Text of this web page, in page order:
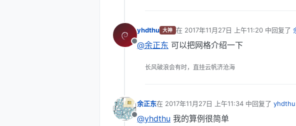
离线
yhdthu 大神 在 2017年11月27日 上午11:20中回复了
最后由 编辑
@余正东 可以把网格介绍一下
长风破浪会有时，直挂云帆济沧海
离线
余正东在 2017年11月27日 上午11:34 中回复了 yhdthu
最后由 编辑
@yhdthu 我的算例很简单